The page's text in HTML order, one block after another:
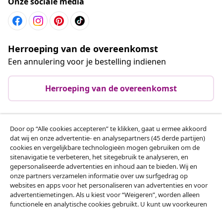
Herroeping van de overeenkomst
Een annulering voor je bestelling indienen
Herroeping van de overeenkomst
Klantenservice
Zakelijk
vidaXL
Door op “Alle cookies accepteren” te klikken, gaat u ermee akkoord
dat wij en onze advertentie- en analysepartners (45 derde partijen)
cookies en vergelijkbare technologieën mogen gebruiken om de
sitenavigatie te verbeteren, het sitegebruik te analyseren, en
gepersonaliseerde advertenties en inhoud aan te bieden. Wij en
onze partners verzamelen informatie over uw surfgedrag op
websites en apps voor het personaliseren van advertenties en voor
advertentiemetingen. Als u kiest voor “Weigeren”, worden alleen
functionele en analytische cookies gebruikt. U kunt uw voorkeuren